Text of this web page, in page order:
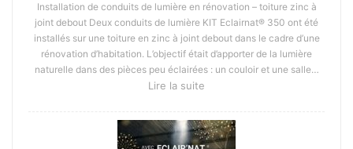
lumière
naturelle
Installation de conduits de lumière en rénovation – toiture zinc à
joint debout Deux conduits de lumière KIT Eclairnat® 350 ont été
installés sur une toiture en zinc à joint debout dans le cadre d’une
rénovation d’habitation. L’objectif était d’apporter de la lumière
naturelle dans des pièces peu éclairées : un couloir et une salle…
Lire la suite
à